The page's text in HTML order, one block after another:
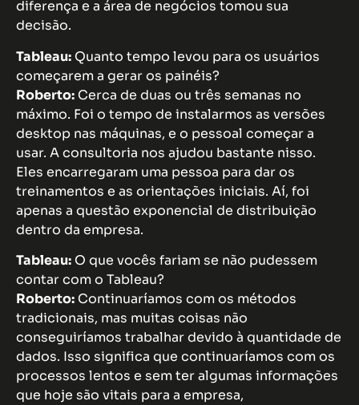
diferença e a área de negócios tomou sua
decisão.
Tableau: Quanto tempo levou para os usuários
começarem a gerar os painéis?
Roberto: Cerca de duas ou três semanas no
máximo. Foi o tempo de instalarmos as versões
desktop nas máquinas, e o pessoal começar a
usar. A consultoria nos ajudou bastante nisso.
Eles encarregaram uma pessoa para dar os
treinamentos e as orientações iniciais. Aí, foi
apenas a questão exponencial de distribuição
dentro da empresa.
Tableau: O que vocês fariam se não pudessem
contar com o Tableau?
Roberto: Continuaríamos com os métodos
tradicionais, mas muitas coisas não
conseguiríamos trabalhar devido à quantidade de
dados. Isso significa que continuaríamos com os
processos lentos e sem ter algumas informações
que hoje são vitais para a empresa,